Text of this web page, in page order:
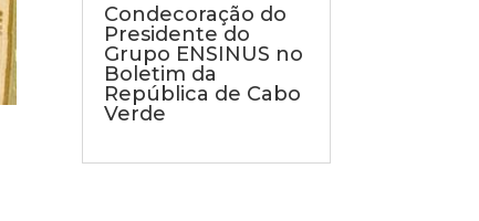
Condecoração do
Presidente do
Grupo ENSINUS no
Boletim da
República de Cabo
Verde